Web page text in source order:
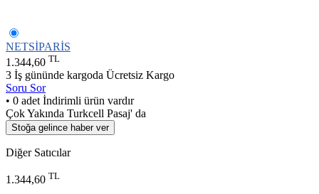
NETSİPARİS
1.344,60 TL
3 İş gününde kargoda Ücretsiz Kargo
Soru Sor
• 0 adet İndirimli ürün vardır
Çok Yakında Turkcell Pasaj' da
Stoğa gelince haber ver
Diğer Satıcılar
1.344,60 TL